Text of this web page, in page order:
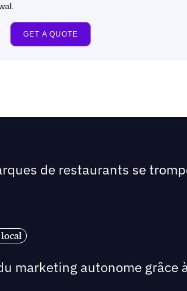
de restaurants se
marketing autonome grâce